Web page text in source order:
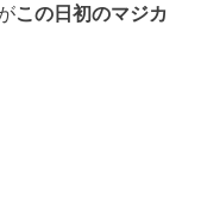
この日初のマジカ